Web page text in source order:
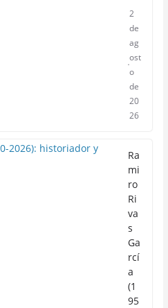
2
de
ag
ost
o
de
20
26
Ra
mi
ro
Ri
va
s
Ga
rcí
a
(1
95